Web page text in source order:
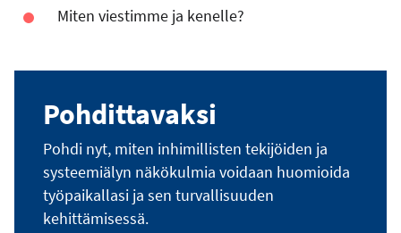
Miten viestimme ja kenelle?
Pohdittavaksi
Pohdi nyt, miten inhimillisten tekijöiden ja
systeemiälyn näkökulmia voidaan huomioida
työpaikallasi ja sen turvallisuuden
kehittämisessä.